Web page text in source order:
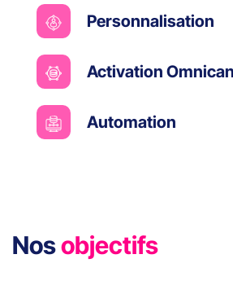
Personnalisation
Activation
Automation
Nosobjectifs